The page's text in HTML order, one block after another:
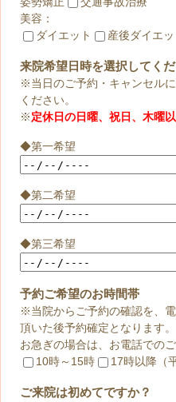
美容：
ダイエット
産後ダイエッ
来院希望日時を選択してくだ
※当日のご予約・キャンセル
ください。
※定休日の日曜、祝日、木曜
◆第一希望
◆第二希望
◆第三希望
予約ご希望のお時間帯
※当院からご予約の確認を、
頂いた後予約確定となります。
お急ぎの場合は、お電話での
10時～15時
17時以降（
ご来院は初めてですか？